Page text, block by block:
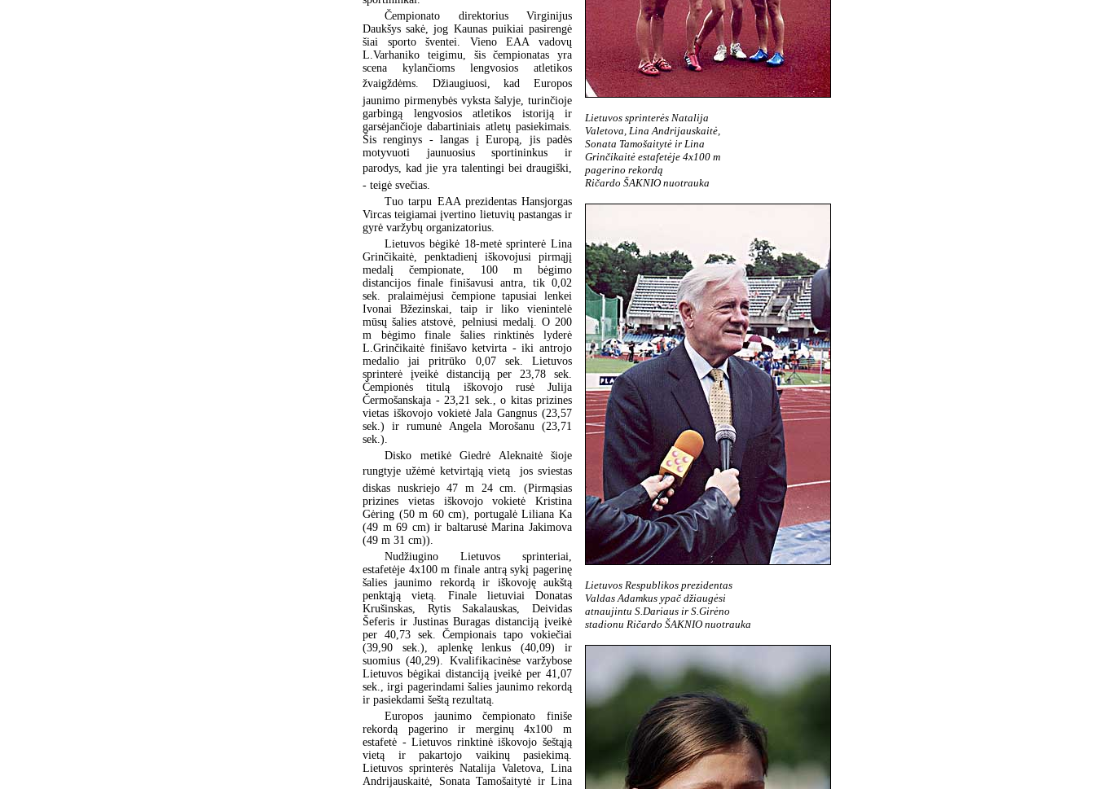
Lietuvos sprinterės Natalija
Valetova, Lina Andrijauskaitė,
Sonata Tamošaitytė ir Lina
Grinčikaitė estafetėje 4x100 m
pagerino rekordą
Ričardo ŠAKNIO nuotrauka
Lietuvos Respublikos prezidentas
Valdas Adamkus ypač džiaugėsi
atnaujintu S.Dariaus ir S.Girėno
stadionu Ričardo ŠAKNIO nuotrauka
Čempionato direktorius Virginijus
Daukšys sakė, jog Kaunas puikiai pasirengė
šiai sporto šventei. Vieno EAA vadovų
L.Varhaniko teigimu, šis čempionatas yra
scena kylančioms lengvosios atletikos
žvaigždėms. Džiaugiuosi, kad Europos
jaunimo pirmenybės vyksta šalyje, turinčioje
garbingą lengvosios atletikos istoriją ir
garsėjančioje dabartiniais atletų pasiekimais.
Šis renginys - langas į Europą, jis padės
motyvuoti jaunuosius sportininkus ir
parodys, kad jie yra talentingi bei draugiški,
- teigė svečias.
Tuo tarpu EAA prezidentas Hansjorgas
Vircas teigiamai įvertino lietuvių pastangas ir
gyrė varžybų organizatorius.
Lietuvos bėgikė 18-metė sprinterė Lina
Grinčikaitė, penktadienį iškovojusi pirmąjį
medalį čempionate, 100 m bėgimo
distancijos finale finišavusi antra, tik 0,02
sek. pralaimėjusi čempione tapusiai lenkei
Ivonai Bžezinskai, taip ir liko vienintelė
mūsų šalies atstovė, pelniusi medalį. O 200
m bėgimo finale šalies rinktinės lyderė
L.Grinčikaitė finišavo ketvirta - iki antrojo
medalio jai pritrūko 0,07 sek. Lietuvos
sprinterė įveikė distanciją per 23,78 sek.
Čempionės titulą iškovojo rusė Julija
Čermošanskaja - 23,21 sek., o kitas prizines
vietas iškovojo vokietė Jala Gangnus (23,57
sek.) ir rumunė Angela Morošanu (23,71
sek.).
Disko metikė Giedrė Aleknaitė šioje
rungtyje užėmė ketvirtąją vietą  jos sviestas
diskas nuskriejo 47 m 24 cm. (Pirmąsias
prizines vietas iškovojo vokietė Kristina
Gėring (50 m 60 cm), portugalė Liliana Ka
(49 m 69 cm) ir baltarusė Marina Jakimova
(49 m 31 cm)).
Nudžiugino Lietuvos sprinteriai,
estafetėje 4x100 m finale antrą sykį pagerinę
šalies jaunimo rekordą ir iškovoję aukštą
penktąją vietą. Finale lietuviai Donatas
Krušinskas, Rytis Sakalauskas, Deividas
Šeferis ir Justinas Buragas distanciją įveikė
per 40,73 sek. Čempionais tapo vokiečiai
(39,90 sek.), aplenkę lenkus (40,09) ir
suomius (40,29). Kvalifikacinėse varžybose
Lietuvos bėgikai distanciją įveikė per 41,07
sek., irgi pagerindami šalies jaunimo rekordą
ir pasiekdami šeštą rezultatą.
Europos jaunimo čempionato finiše
rekordą pagerino ir merginų 4x100 m
estafetė - Lietuvos rinktinė iškovojo šeštąją
vietą ir pakartojo vaikinų pasiekimą.
Lietuvos sprinterės Natalija Valetova, Lina
Andrijauskaitė, Sonata Tamošaitytė ir Lina